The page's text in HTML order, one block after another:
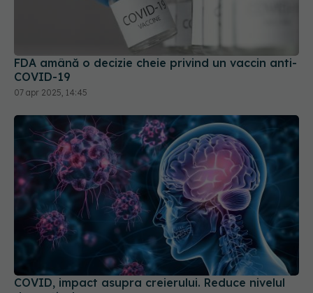
FDA amână o decizie cheie privind un vaccin anti-
COVID, impact asupra creierului. Reduce nivelul
de cortizol